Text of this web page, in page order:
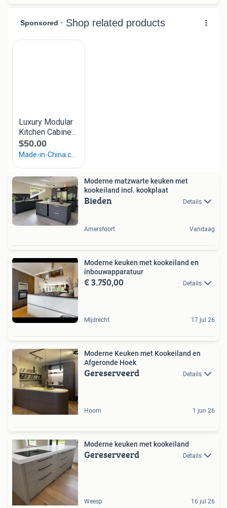
Moderne matzwarte keuken met
kookeiland incl. kookplaat
Bieden Details
Amersfoort Vandaag
Moderne keuken met kookeiland en
inbouwapparatuur
€ 3.750,00 Details
Mijdrecht 17 jul 26
Moderne Keuken met Kookeiland en
Afgeronde Hoek
Gereserveerd Details
Hoorn 1 jun 26
Moderne keuken met kookeiland
Gereserveerd Details
Weesp 16 jul 26